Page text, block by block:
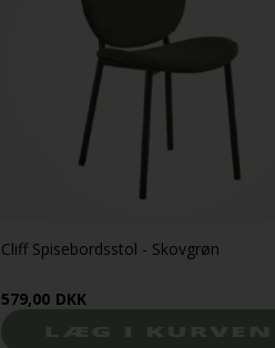
Cliff Spisebordsstol - Skovgrøn
579,00 DKK